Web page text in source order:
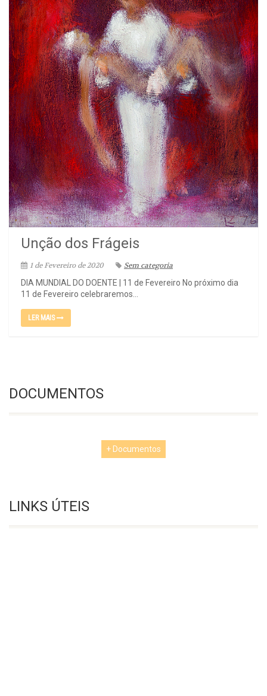
Unção dos Frágeis
1 de Fevereiro de 2020
Sem categoria
DIA MUNDIAL DO DOENTE | 11 de Fevereiro No próximo dia
11 de Fevereiro celebraremos...
LER MAIS
DOCUMENTOS
+ Documentos
LINKS ÚTEIS